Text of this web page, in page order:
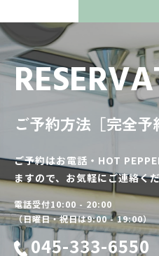
ご予約方法［完全予
ご予約はお電話・HOT
ますので、お気軽にご連絡く
電話受付10:00 - 20:00
（日曜日・祝日は9:00 - 19:00）
045-333-6550